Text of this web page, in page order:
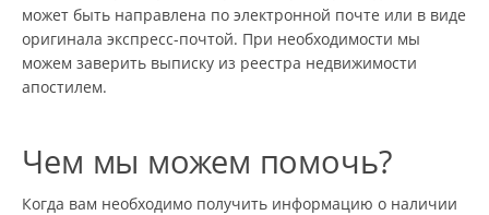
может быть направлена по электронной почте или в виде
оригинала экспресс-почтой. При необходимости мы
можем заверить выписку из реестра недвижимости
апостилем.
Чем мы можем помочь?
Когда вам необходимо получить информацию о наличии